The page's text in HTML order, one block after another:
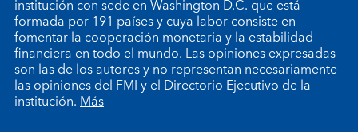
institución con sede en Washington D.C. que está
formada por 191 países y cuya labor consiste en
fomentar la cooperación monetaria y la estabilidad
financiera en todo el mundo. Las opiniones expresadas
son las de los autores y no representan necesariamente
las opiniones del FMI y el Directorio Ejecutivo de la
institución.Más